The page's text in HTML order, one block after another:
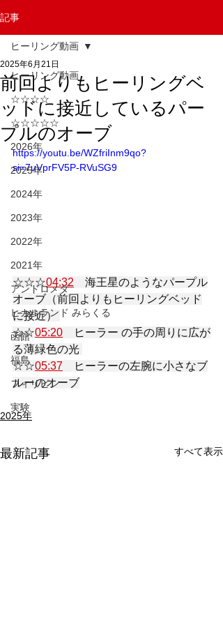
記事
ヒーリング動画
☆☆☆☆
☆☆☆☆☆
2026年
2025年
2024年
2023年
2022年
2021年
アンドロメダ
ヒカルランド みらくる
函館
福島
フィリピン
実験
ヒーリング動画
前回よりもヒーリングベ
ッドに接近しているパー
プルのオーブ
2025年6月21日
https://youtu.be/WZfriInm9qo?
si=7uVprFV5P-RVuSG9
☆☆☆04:32 海王星のようなパープル
オーブ（前回よりもヒーリングベッド
に接近）
☆☆05:20 ヒーラー の手の周りに広が
る薄緑色の光
☆☆05:37 ヒーラーの左腕に小さなブ
ルーのオーブ
2025年
最新記事 すべて表示